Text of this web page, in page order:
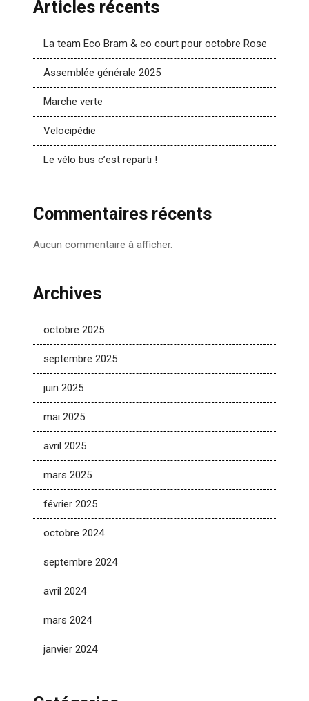
Articles récents
La team Eco Bram & co court pour octobre Rose
Assemblée générale 2025
Marche verte
Velocipédie
Le vélo bus c’est reparti !
Commentaires récents
Aucun commentaire à afficher.
Archives
octobre 2025
septembre 2025
juin 2025
mai 2025
avril 2025
mars 2025
février 2025
octobre 2024
septembre 2024
avril 2024
mars 2024
janvier 2024